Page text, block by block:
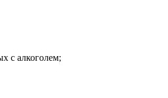
с алкоголем;